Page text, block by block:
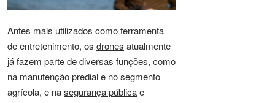
Antes mais utilizados como ferramenta
de entretenimento, os drones atualmente
já fazem parte de diversas funções, como
na manutenção predial e no segmento
agrícola, e nasegurança públicae